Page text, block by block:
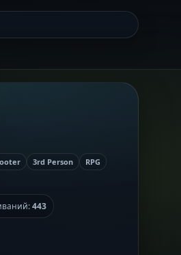
3rd Person
RPG
443